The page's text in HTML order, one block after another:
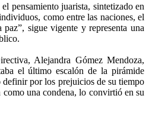
pensamiento juarista, sintetizado en
como entre las naciones, el
sigue vigente y representa una
Alejandra Gómez Mendoza,
el último escalón de la pirámide
definir por los prejuicios de su tiempo
una condena, lo convirtió en su